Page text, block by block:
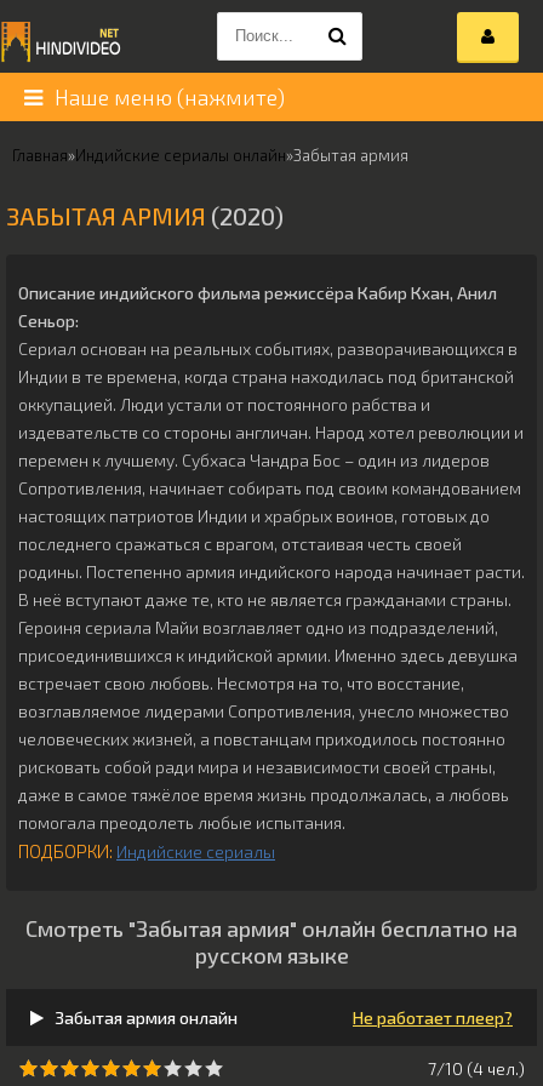
Наше меню (нажмите)
Главная»Индийские сериалы онлайн»Забытая армия
ЗАБЫТАЯ АРМИЯ (2020)
Описание индийского фильма режиссёра Кабир Кхан, Анил
Сеньор:
Сериал основан на реальных событиях, разворачивающихся в
Индии в те времена, когда страна находилась под британской
оккупацией. Люди устали от постоянного рабства и
издевательств со стороны англичан. Народ хотел революции и
перемен к лучшему. Субхаса Чандра Бос – один из лидеров
Сопротивления, начинает собирать под своим командованием
настоящих патриотов Индии и храбрых воинов, готовых до
последнего сражаться с врагом, отстаивая честь своей
родины. Постепенно армия индийского народа начинает расти.
В неё вступают даже те, кто не является гражданами страны.
Героиня сериала Майи возглавляет одно из подразделений,
присоединившихся к индийской армии. Именно здесь девушка
встречает свою любовь. Несмотря на то, что восстание,
возглавляемое лидерами Сопротивления, унесло множество
человеческих жизней, а повстанцам приходилось постоянно
рисковать собой ради мира и независимости своей страны,
даже в самое тяжёлое время жизнь продолжалась, а любовь
помогала преодолеть любые испытания.
ПОДБОРКИ: Индийские сериалы
Смотреть "Забытая армия" онлайн бесплатно на
русском языке
Забытая армия онлайн Не работает плеер?
7/10 (4 чeл.)